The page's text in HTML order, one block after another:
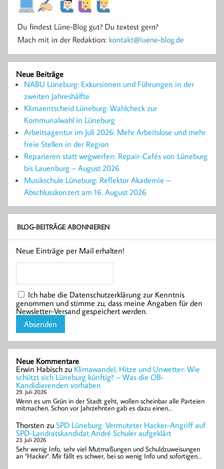
Neue Beiträge
NABU Lüneburg: Exkursionen und Führungen in der
zweiten Jahreshälfte
Klimaentscheid Lüneburg: Wahlcheck zur
Kommunalwahl in Lüneburg
Arbeitsagentur im Juli 2026: Mehr Arbeitslose und mehr
freie Stellen in der Region
Reparieren statt wegwerfen: Repair-Cafés von Lüneburg
bis Lauenburg – August 2026
Musikschule Lüneburg: Reflektor Akademie –
Abschlusskonzert am 16. August 2026
BLOG-BEITRÄGE ABONNIEREN
Neue Einträge per Mail erhalten!
Ich habe die Datenschutzerklärung zur Kenntnis
genommen und stimme zu, dass meine Angaben für den
Newsletter-Versand gespeichert werden.
Neue Kommentare
Erwin Habisch zu Klimawandel, Hitze und Unwetter: Wie
schützt sich Lüneburg künftig? – Was die OB-
Kandidierenden vorhaben
29. Juli 2026
Wenn es um Grün in der Stadt geht, wollen scheinbar alle Parteien
mitmachen. Schon vor Jahrzehnten gab es dazu einen…
Thorsten zu SPD Lüneburg: Vermuteter Hacker-Angriff auf
SPD-Landratskandidat André Schuler aufgeklärt
23. Juli 2026
Sehr wenig Info, sehr viel Mutmaßungen und Schuldzuweisungen
an "Hacker". Mir fällt es schwer, bei so wenig Info und sofortigen…